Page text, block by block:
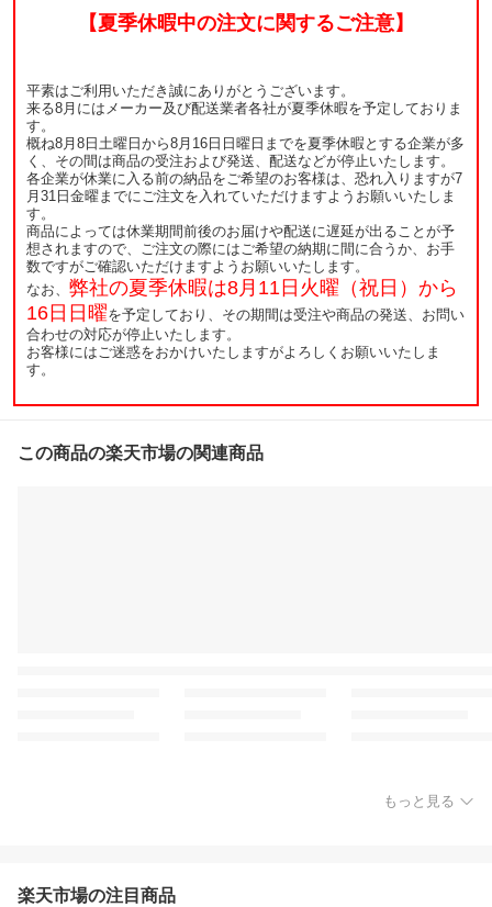
【夏季休暇中の注文に関するご注意】
平素はご利用いただき誠にありがとうございます。
来る8月にはメーカー及び配送業者各社が夏季休暇を予定しておりま
す。
概ね8月8日土曜日から8月16日日曜日までを夏季休暇とする企業が多
く、その間は商品の受注および発送、配送などが停止いたします。
各企業が休業に入る前の納品をご希望のお客様は、恐れ入りますが7
月31日金曜までにご注文を入れていただけますようお願いいたしま
す。
商品によっては休業期間前後のお届けや配送に遅延が出ることが予
想されますので、ご注文の際にはご希望の納期に間に合うか、お手
数ですがご確認いただけますようお願いいたします。
なお、 弊社の夏季休暇は8月11日火曜（祝日）から
16日日曜を予定しており、その期間は受注や商品の発送、お問い
合わせの対応が停止いたします。
お客様にはご迷惑をおかけいたしますがよろしくお願いいたしま
す。
この商品の楽天市場の関連商品
もっと見る
楽天市場の注目商品